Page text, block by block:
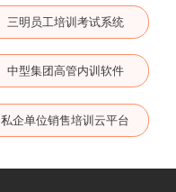
三明员工培训考试系统
中型集团高管内训软件
私企单位销售培训云平台